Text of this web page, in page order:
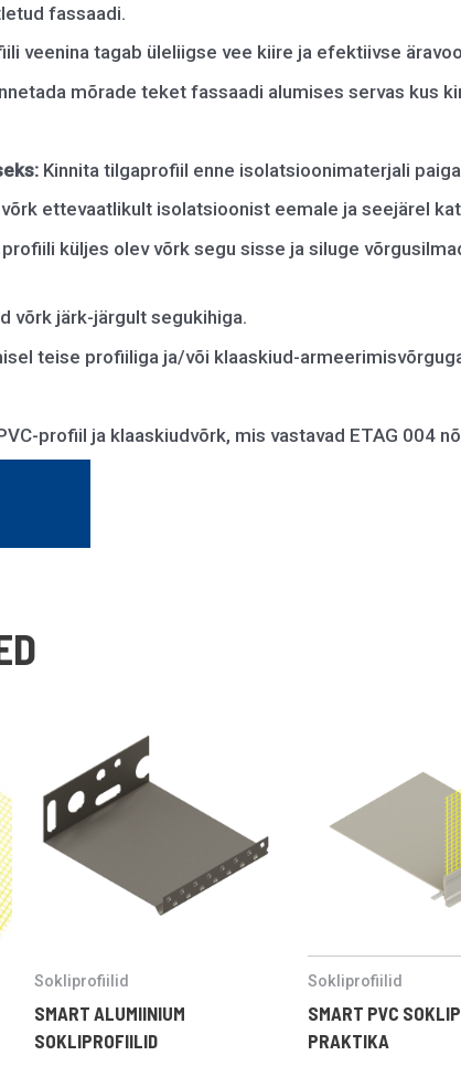
fassaadi.
veenina tagab üleliigse vee kiire ja efektiivse
mõrade teket fassaadi alumises servas kus
Kinnita tilgaprofiil enne isolatsioonimaterjali
ettevaatlikult isolatsioonist eemale ja seejärel
küljes olev võrk segu sisse ja siluge
võrk järk-järgult segukihiga.
teise profiiliga ja/või klaaskiud-
profiil ja klaaskiudvõrk, mis vastavad ETAG 004
Sokliprofiilid
SMART ALUMIINIUM
SOKLIPROFIILID
Sokliprofiilid
SMART PVC
PRAKTIKA